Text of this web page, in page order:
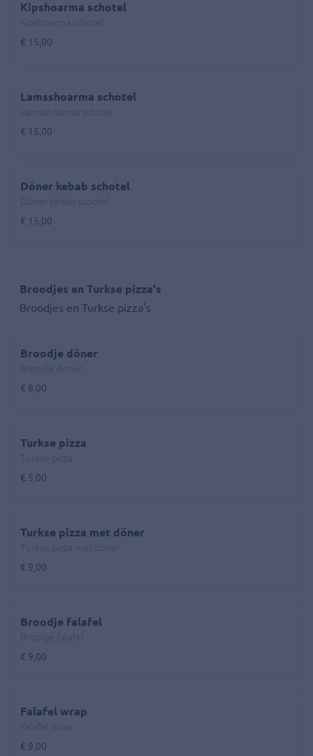
Kipshoarma schotel
€ 15,00
Lamsshoarma schotel
€ 15,00
Döner kebab schotel
€ 15,00
Broodjes en Turkse pizza's
Broodjes en Turkse pizza's
Broodje döner
€ 8,00
Turkse pizza
€ 5,00
Turkse pizza met döner
€ 9,00
Broodje falafel
€ 9,00
Falafel wrap
€ 9,00